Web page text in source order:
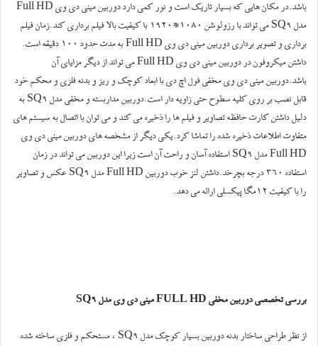
باشد.در مکان هایی که بسیار تاریک است و نور کمی دارد دوربین مینی دی وی Full HD
مدل SQ9 می تواند با رزولوشن 1080*1920 با کیفیت بالا فیلم برداری کند.زمان فیلم
برداری و تصویر برداری دوربین مینی دی وی Full HD به مدت حدود 100 دقیقه است.
داشتن میکروفون در دوربین مینی دی وی Full HD می تواند از دیگر مزایای آن
باشد.دوربین مینی دی وی مخفی فول اچ دی با ابعاد کوچک و ریز و بدنه فلزی و محکم خود
قابل نصب بر روی کلیه سطوح حتی زاویه دار است.دوربین مداربسته و مخفی مدل SQ9 به
دلیل داشتن کارت حافظه تصاویر و فیلم ها را ذخیره می کند و می توان با اتصال به سیستم های
متفاوت اطلاعات ذخیره شده را تماشا کرد.یکی دیگر از مشخصه های دوربین مینی دی وی
Full HD مدل SQ9 استفاده آسان و راحت آن است زیرا این دوربین می تواند در زمان
استفاده 360 درجه بچرخد.داشتن لنز خوب دوربین Full HD مدل SQ9 عکس و تصاویر
را با کیفیت 12مگا پیکسلی ارائه می دهد.
بررسی تخصصی دوربین مخفی FULL HD مینی دی وی مدل SQ9
از نظر طراحی ساختار بدنه دوربین بسیار کوچک مدل SQ9 ، مستحکم و فلزی ساخته شده